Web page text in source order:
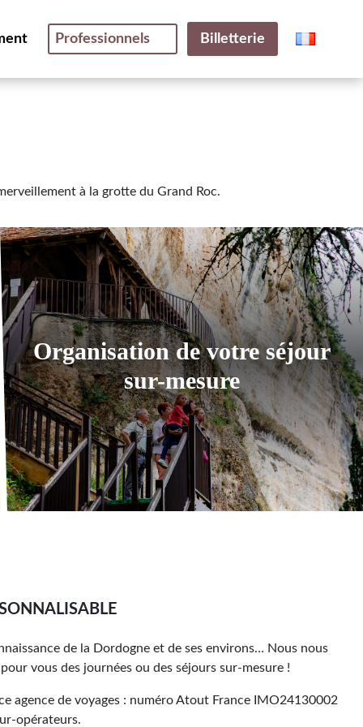
Professionnels Billetterie
à la grotte du Grand Roc.
Organisation de votre séjour
sur-mesure
de la Dordogne et de ses environs… Nous nous
vous des journées ou des séjours sur-mesure !
agence de voyages : numéro Atout France IMO24130002
opérateurs.